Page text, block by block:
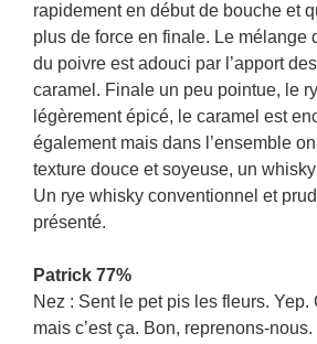
rapidement en début de bouche et
plus de force en finale. Le mélange
du poivre est adouci par l’apport
caramel. Finale un peu pointue, le
légèrement épicé, le caramel est
également mais dans l’ensemble
texture douce et soyeuse, un
Un rye whisky conventionnel et
présenté.
Patrick 77%
Nez : Sent le pet pis les fleurs. Yep.
mais c’est ça. Bon, reprenons-